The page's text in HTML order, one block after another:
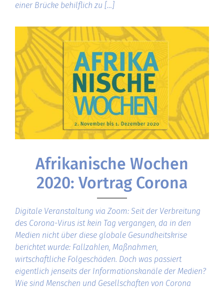
einer Brücke behilflich zu […]
Afrikanische Wochen
2020: Vortrag Corona
Digitale Veranstaltung via Zoom: Seit der Verbreitung
des Corona-Virus ist kein Tag vergangen, da in den
Medien nicht über diese globale Gesundheitskrise
berichtet wurde: Fallzahlen, Maßnahmen,
wirtschaftliche Folgeschäden. Doch was passiert
eigentlich jenseits der Informationskanäle der Medien?
Wie sind Menschen und Gesellschaften von Corona